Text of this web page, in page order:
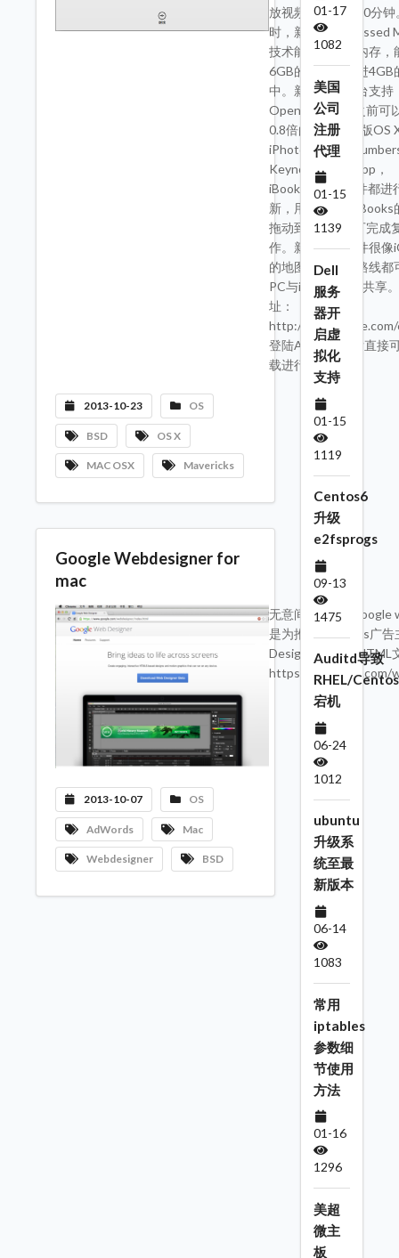
放视频时间提升90分钟
时，新的Compressed
技术能有效调用内存，
6GB的数据压缩进4GB
中。新的显示平台支持
OpenCL，相比之前可
0.8倍的速度。新版OS
iPhoto, Pages,
Keynote，地图app，
iBookstore等套件都进
新，用户可以将iBooks
拖动到Pages便可完成
作。新版地图软件很像
的地图，地图和路线都
PC与iPhone之间共享
址：
http://
登陆APP store后直接
载进行升级。
2013-10-23 OS
BSD OS X
MAC OSX Mavericks
Google Webdesigner for
mac
无意间看到了Gooogle
是为推动Adwords广告
Designer创建的HTML
https://dl.google.com/
2013-10-07 OS
AdWords Mac
Webdesigner BSD
01-17
1082
美国
公司
注册
代理
01-15
1139
Dell
服务
器开
启虚
拟化
支持
01-15
1119
Centos6
升级
e2fsprogs
09-13
1475
Auditd导致
RHEL/Centos
宕机
06-24
1012
ubuntu
升级系
统至最
新版本
06-14
1083
常用
iptables
参数细
节使用
方法
01-16
1296
美超
微主
板